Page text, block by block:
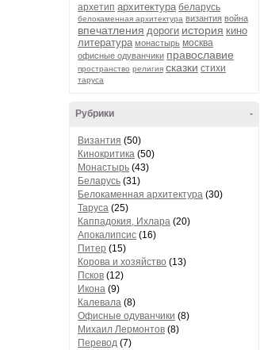
архетип архитектура беларусь
белокаменная архитектура византия война
впечатления дороги история кино
литература монастырь москва
офисные одуванчики православие
пространство религия сказки стихи
таруса
-
Рубрики
Византия (50)
Кинокритика (50)
Монастырь (43)
Беларусь (31)
Белокаменная архитектура (30)
Таруса (25)
Каппадокия, Ихлара (20)
Апокалипсис (16)
Питер (15)
Корова и хозяйство (13)
Псков (12)
Икона (9)
Калевала (8)
Офисные одуванчики (8)
Михаил Лермонтов (8)
Перевод (7)